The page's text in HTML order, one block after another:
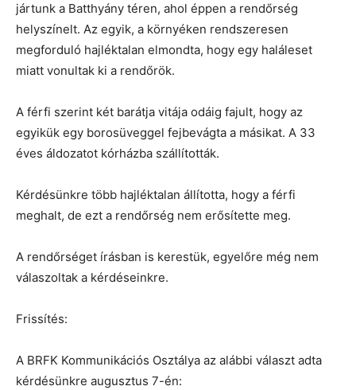
jártunk a Batthyány téren, ahol éppen a rendőrség
helyszínelt. Az egyik, a környéken rendszeresen
megforduló hajléktalan elmondta, hogy egy haláleset
miatt vonultak ki a rendőrök.
A férfi szerint két barátja vitája odáig fajult, hogy az
egyikük egy borosüveggel fejbevágta a másikat. A 33
éves áldozatot kórházba szállították.
Kérdésünkre több hajléktalan állította, hogy a férfi
meghalt, de ezt a rendőrség nem erősítette meg.
A rendőrséget írásban is kerestük, egyelőre még nem
válaszoltak a kérdéseinkre.
Frissítés:
A BRFK Kommunikációs Osztálya az alábbi választ adta
kérdésünkre augusztus 7-én: